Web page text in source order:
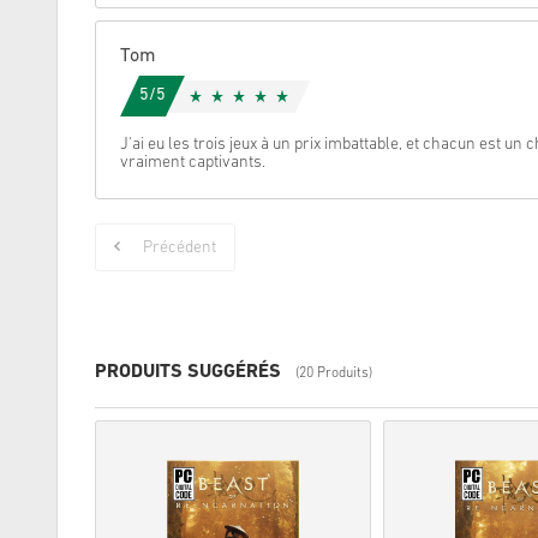
Tom
5/5
J'ai eu les trois jeux à un prix imbattable, et chacun est un
vraiment captivants.
Précédent
PRODUITS SUGGÉRÉS (20 Produits)